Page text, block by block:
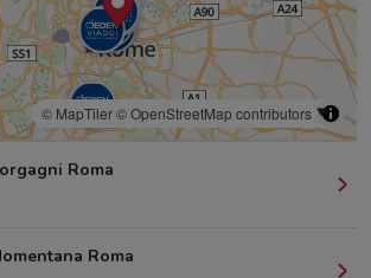
© MapTiler© OpenStreetMap contributors
Roma
Roma